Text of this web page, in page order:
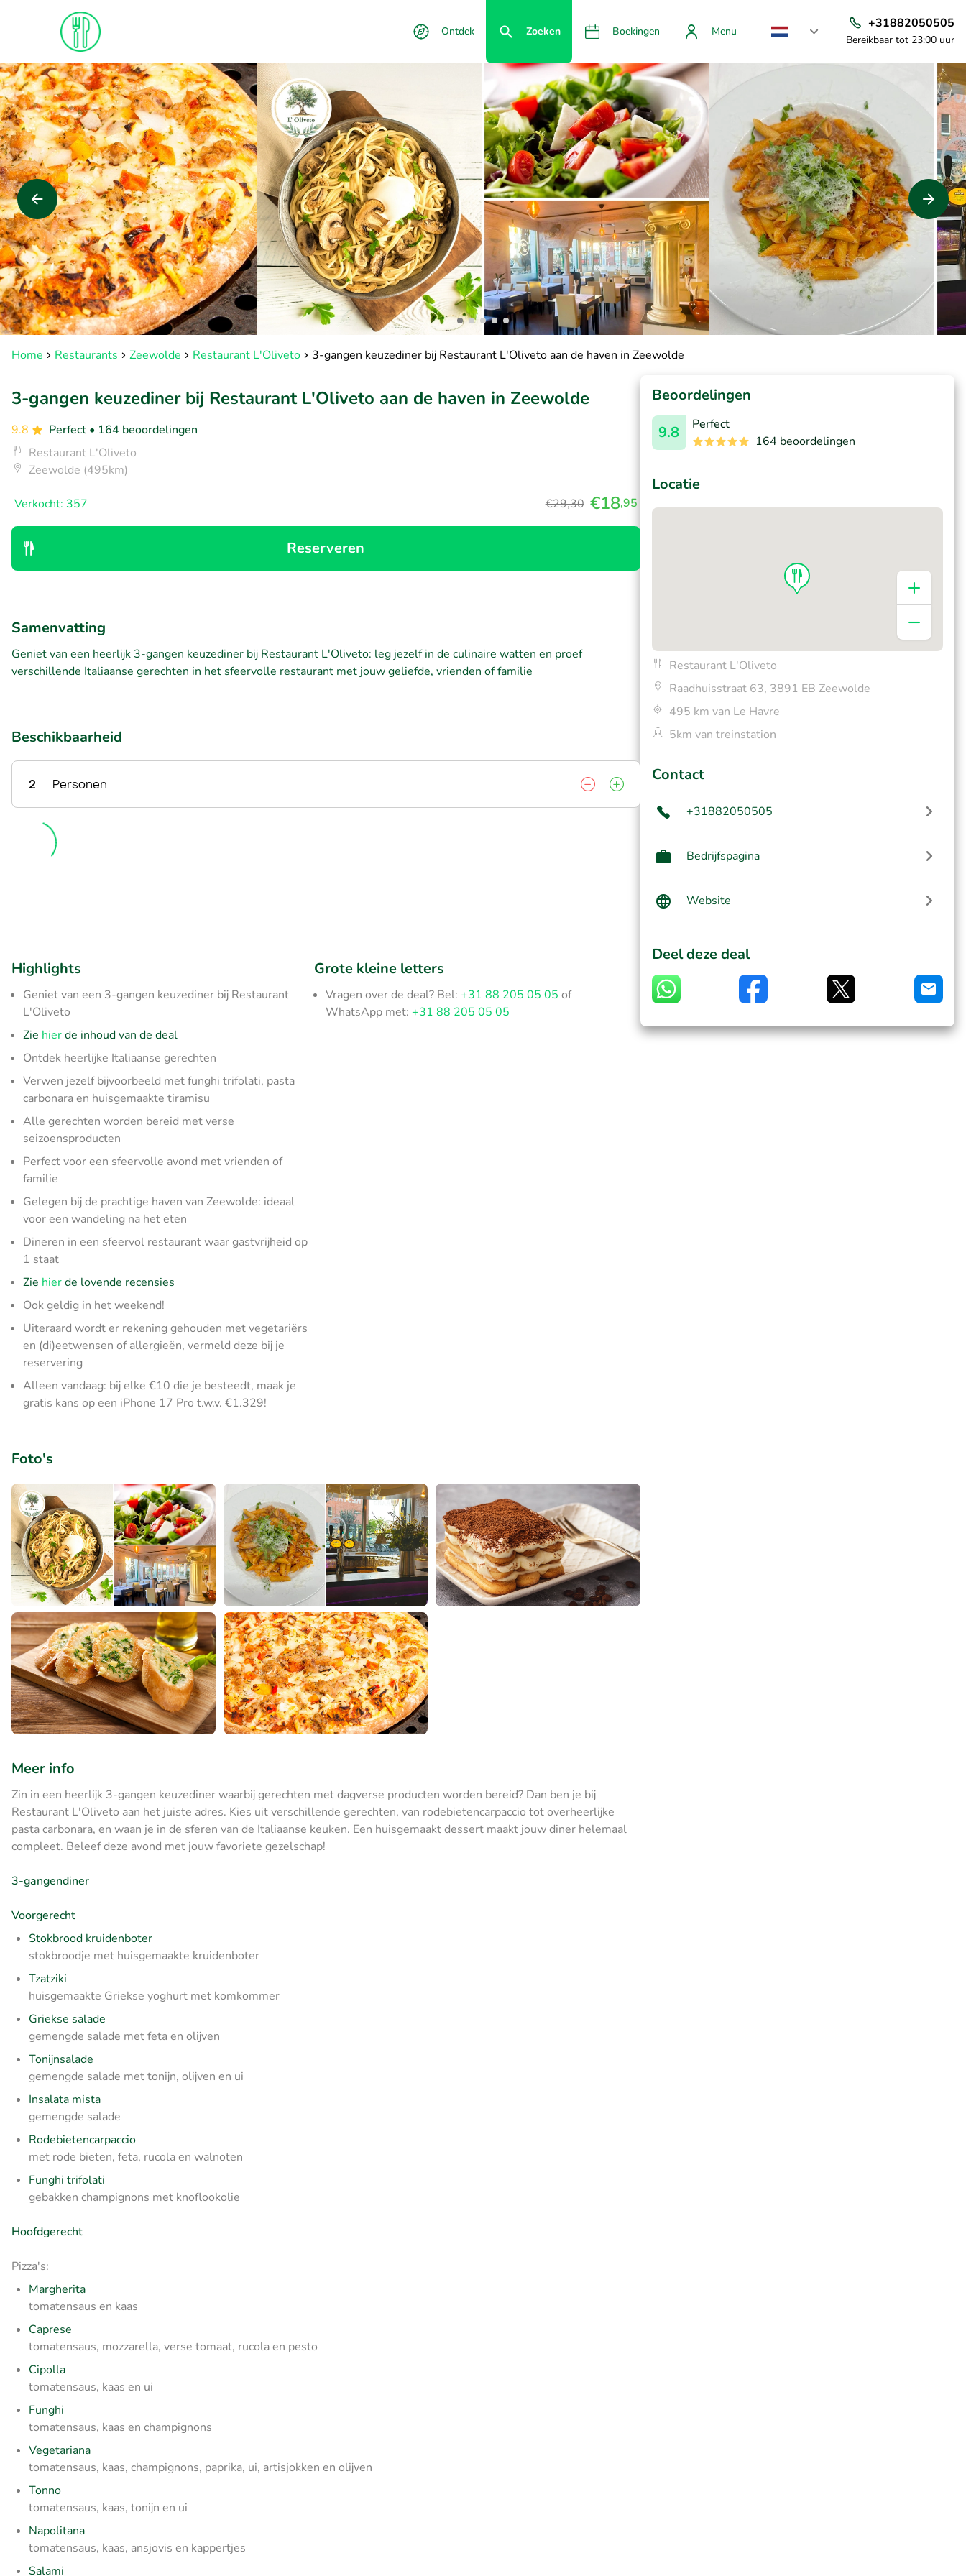
Ontdek Zoeken Boekingen Menu
+31882050505
Bereikbaar tot 23:00 uur
Home Restaurants Zeewolde Restaurant L'Oliveto 3-gangen keuzediner bij Restaurant L'Oliveto aan de haven in Zeewolde
3-gangen keuzediner bij Restaurant L'Oliveto aan de haven in Zeewolde
9.8 Perfect • 164 beoordelingen
Restaurant L'Oliveto
Zeewolde (495km)
Verkocht: 357 €29,30 €18,95
Reserveren
Samenvatting
Geniet van een heerlijk 3-gangen keuzediner bij Restaurant L'Oliveto: leg jezelf in de culinaire watten en proef
verschillende Italiaanse gerechten in het sfeervolle restaurant met jouw geliefde, vrienden of familie
Beschikbaarheid
2 Personen
Highlights
Geniet van een 3-gangen keuzediner bij Restaurant
L'Oliveto
Zie hierde inhoud van de deal
Ontdek heerlijke Italiaanse gerechten
Verwen jezelf bijvoorbeeld met funghi trifolati, pasta
carbonara en huisgemaakte tiramisu
Alle gerechten worden bereid met verse
seizoensproducten
Perfect voor een sfeervolle avond met vrienden of
familie
Gelegen bij de prachtige haven van Zeewolde: ideaal
voor een wandeling na het eten
Dineren in een sfeervol restaurant waar gastvrijheid op
1 staat
Zie hierde lovende recensies
Ook geldig in het weekend!
Uiteraard wordt er rekening gehouden met vegetariërs
en (di)eetwensen of allergieën, vermeld deze bij je
reservering
Alleen vandaag: bij elke €10 die je besteedt, maak je
gratis kans op een iPhone 17 Pro t.w.v. €1.329!
Grote kleine letters
Vragen over de deal? Bel:+31 88 205 05 05 of
WhatsApp met:+31 88 205 05 05
Foto's
Meer info
Zin in een heerlijk 3-gangen keuzediner waarbij gerechten met dagverse producten worden bereid? Dan ben je bij
Restaurant L'Oliveto aan het juiste adres. Kies uit verschillende gerechten, van rodebietencarpaccio tot overheerlijke
pasta carbonara, en waan je in de sferen van de Italiaanse keuken. Een huisgemaakt dessert maakt jouw diner helemaal
compleet. Beleef deze avond met jouw favoriete gezelschap!
3-gangendiner
Voorgerecht
Stokbrood kruidenboter
stokbroodje met huisgemaakte kruidenboter
Tzatziki
huisgemaakte Griekse yoghurt met komkommer
Griekse salade
gemengde salade met feta en olijven
Tonijnsalade
gemengde salade met tonijn, olijven en ui
Insalata mista
gemengde salade
Rodebietencarpaccio
met rode bieten, feta, rucola en walnoten
Funghi trifolati
gebakken champignons met knoflookolie
Hoofdgerecht
Pizza's:
Margherita
tomatensaus en kaas
Caprese
tomatensaus, mozzarella, verse tomaat, rucola en pesto
Cipolla
tomatensaus, kaas en ui
Funghi
tomatensaus, kaas en champignons
Vegetariana
tomatensaus, kaas, champignons, paprika, ui, artisjokken en olijven
Tonno
tomatensaus, kaas, tonijn en ui
Napolitana
tomatensaus, kaas, ansjovis en kappertjes
Salami
Beoordelingen
9.8
Perfect
164 beoordelingen
Locatie
Restaurant L'Oliveto
Raadhuisstraat 63, 3891 EB Zeewolde
495 km van Le Havre
5km van treinstation
Contact
+31882050505
Bedrijfspagina
Website
Deel deze deal